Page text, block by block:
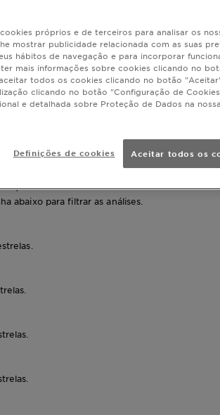
ativos fortificantes de frutos
fórmula?
ajuda a controlar o frisado?
este shampoo para
abaixo para filtrar as análises.
próprios e de terceiros para analisar os
mostrar publicidade relacionada com as suas
hábitos de navegação e para incorporar
mais informações sobre cookies clicando no
todos os cookies clicando no botão
clicando no botão "Configuração de
e detalhada sobre Proteção de Dados na
Definições de cookies Aceitar todos os